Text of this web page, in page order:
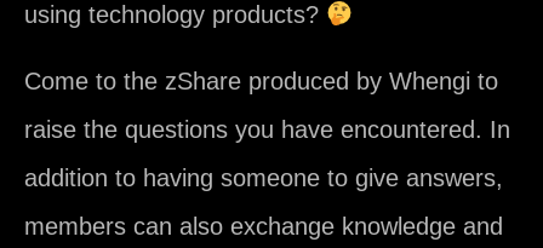
using technology products?
Come to the zShare produced by Whengi to
raise the questions you have encountered. In
addition to having someone to give answers,
members can also exchange knowledge and